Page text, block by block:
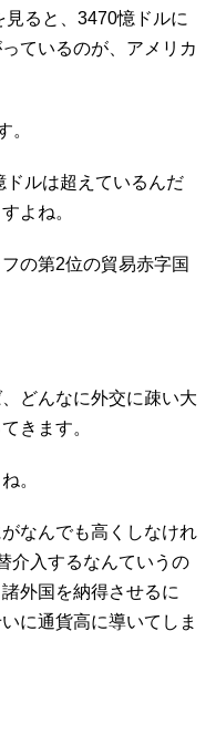
ると、3470憶ドルに
ているのが、アメリカ
。
ドルは超えているんだ
よね。
の第2位の貿易赤字国
どんなに外交に疎い大
きます。
。
なんでも高くしなけれ
介入するなんていうの
外国を納得させるに
に通貨高に導いてしま